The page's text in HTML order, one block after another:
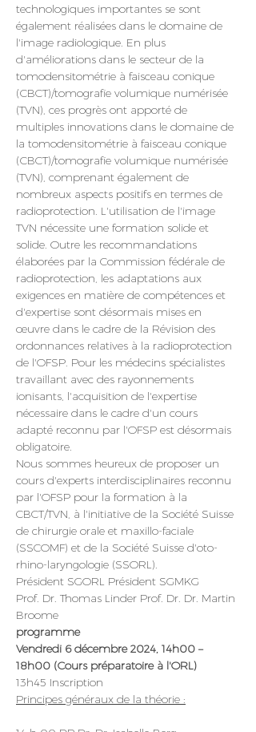
technologiques importantes se sont
également réalisées dans le domaine de
l'image radiologique. En plus
d'améliorations dans le secteur de la
tomodensitométrie à faisceau conique
(CBCT)/tomografie volumique numérisée
(TVN), ces progrès ont apporté de
multiples innovations dans le domaine de
la tomodensitométrie à faisceau conique
(CBCT)/tomografie volumique numérisée
(TVN), comprenant également de
nombreux aspects positifs en termes de
radioprotection. L'utilisation de l'image
TVN nécessite une formation solide et
solide. Outre les recommandations
élaborées par la Commission fédérale de
radioprotection, les adaptations aux
exigences en matière de compétences et
d'expertise sont désormais mises en
œuvre dans le cadre de la Révision des
ordonnances relatives à la radioprotection
de l'OFSP. Pour les médecins spécialistes
travaillant avec des rayonnements
ionisants, l'acquisition de l'expertise
nécessaire dans le cadre d'un cours
adapté reconnu par l'OFSP est désormais
obligatoire.
Nous sommes heureux de proposer un
cours d'experts interdisciplinaires reconnu
par l'OFSP pour la formation à la
CBCT/TVN, à l'initiative de la Société Suisse
de chirurgie orale et maxillo-faciale
(SSCOMF) et de la Société Suisse d'oto-
rhino-laryngologie (SSORL).
Président SGORL Président SGMKG
Prof. Dr. Thomas Linder Prof. Dr. Dr. Martin
Broome
programme
Vendredi 6 décembre 2024, 14h00 –
18h00 (Cours préparatoire à l'ORL)
13h45 Inscription
Principes généraux de la théorie :